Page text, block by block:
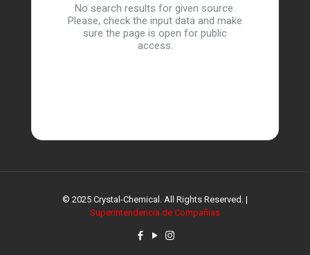
No search results for given source.
Please, check the input data and make
sure the page is open for public
access.
© 2025 Crystal-Chemical. All Rights Reserved. |
Superintendencia de Compañias